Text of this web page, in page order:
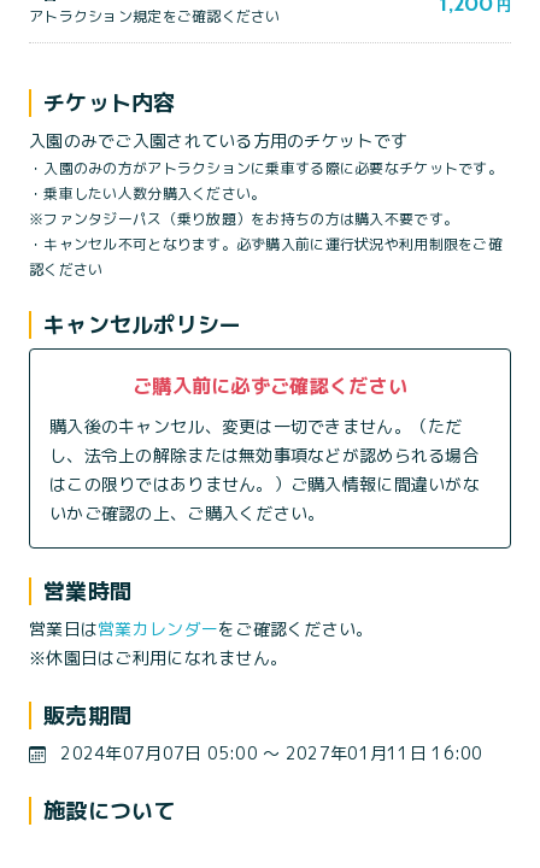
アトラクション規定をご確認ください 円
チケット内容
入園のみでご入園されている方用のチケットです
・入園のみの方がアトラクションに乗車する際に必要なチケットです。
・乗車したい人数分購入ください。
※ファンタジーパス（乗り放題）をお持ちの方は購入不要です。
・キャンセル不可となります。必ず購入前に運行状況や利用制限をご確
認ください
キャンセルポリシー
ご購入前に必ずご確認ください
購入後のキャンセル、変更は一切できません。（ただ
し、法令上の解除または無効事項などが認められる場合
はこの限りではありません。）ご購入情報に間違いがな
いかご確認の上、ご購入ください。
営業時間
営業日は営業カレンダーをご確認ください。
※休園日はご利用になれません。
販売期間
2024年07月07日 05:00 〜 2027年01月11日 16:00
施設について